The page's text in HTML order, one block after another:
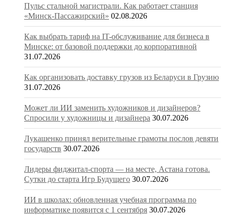
Пульс стальной магистрали. Как работает станция
«Минск-Пассажирский» 02.08.2026
Как выбрать тариф на IT-обслуживание для бизнеса в
Минске: от базовой поддержки до корпоративной
31.07.2026
Как организовать доставку грузов из Беларуси в Грузию
31.07.2026
Может ли ИИ заменить художников и дизайнеров?
Спросили у художницы и дизайнера 30.07.2026
Лукашенко принял верительные грамоты послов девяти
государств 30.07.2026
Лидеры фиджитал-спорта — на месте, Астана готова.
Сутки до старта Игр Будущего 30.07.2026
ИИ в школах: обновленная учебная программа по
информатике появится с 1 сентября 30.07.2026